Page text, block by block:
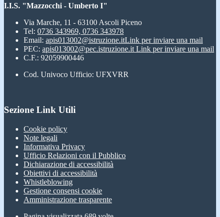
I.I.S. "Mazzocchi - Umberto I"
Via Marche, 11 - 63100 Ascoli Piceno
Tel: 0736 343969, 0736 343978
Email: apis013002@istruzione.itLink per inviare una mail
PEC: apis013002@pec.istruzione.it Link per inviare una mail
C.F.: 92059900446
Cod. Univoco Ufficio: UFXVRR
Sezione Link Utili
Cookie policy
Note legali
Informativa Privacy
Ufficio Relazioni con il Pubblico
Dichiarazione di accessibilità
Obiettivi di accessibilità
Whistleblowing
Gestione consensi cookie
Amministrazione trasparente